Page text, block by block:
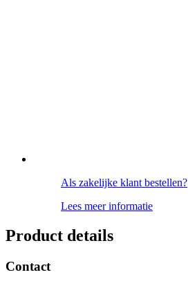
Als zakelijke klant bestellen?
Lees meer informatie
Product details
Contact